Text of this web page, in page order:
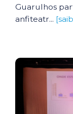
Guarulhos
anfiteatr...